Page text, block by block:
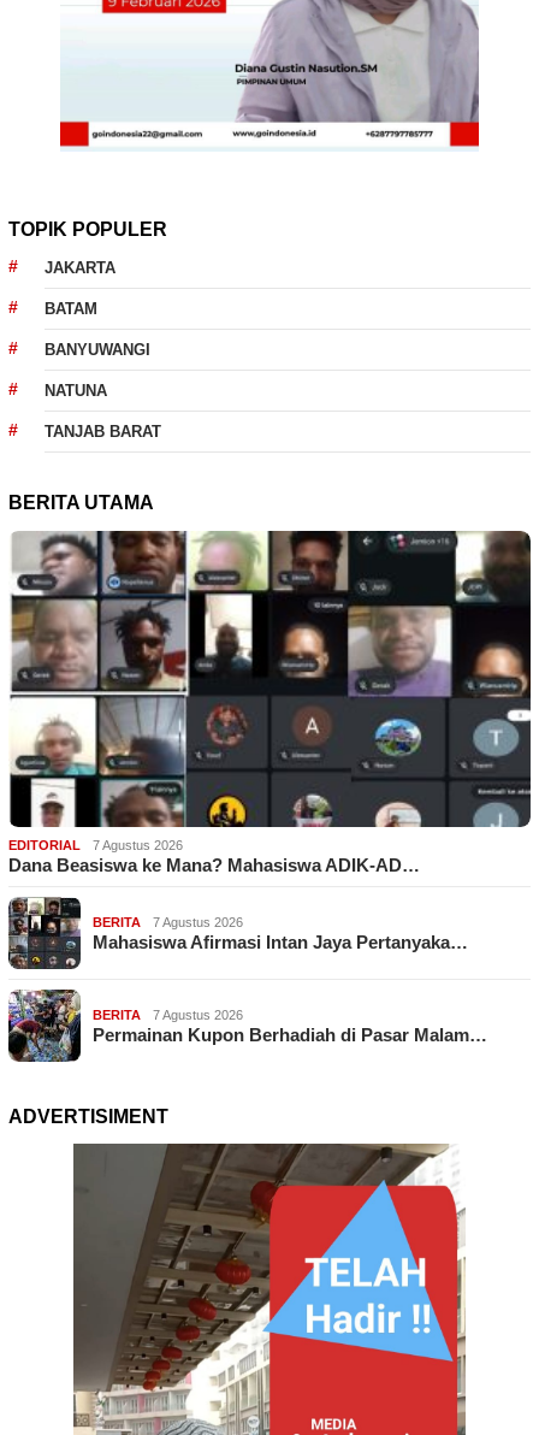
TOPIK POPULER
JAKARTA
BATAM
BANYUWANGI
NATUNA
TANJAB BARAT
BERITA UTAMA
EDITORIAL 7 Agustus 2026
Dana Beasiswa ke Mana? Mahasiswa ADIK-AD…
BERITA 7 Agustus 2026
Mahasiswa Afirmasi Intan Jaya Pertanyaka…
BERITA 7 Agustus 2026
Permainan Kupon Berhadiah di Pasar Malam…
ADVERTISIMENT